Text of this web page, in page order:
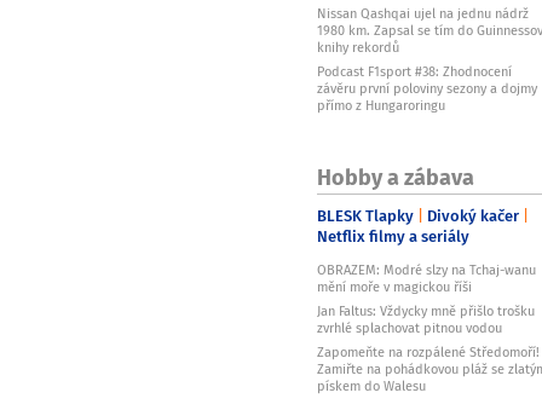
Nissan Qashqai ujel na jednu nádrž
1980 km. Zapsal se tím do
knihy rekordů
Podcast F1sport #38: Zhodnocení
závěru první poloviny sezony a dojmy
přímo z Hungaroringu
Hobby a zábava
BLESK Tlapky Divoký kačer
Netflix filmy a seriály
OBRAZEM: Modré slzy na Tchaj-wanu
mění moře v magickou říši
Jan Faltus: Vždycky mně přišlo trošku
zvrhlé splachovat pitnou vodou
Zapomeňte na rozpálené Středomoří!
Zamiřte na pohádkovou pláž se
pískem do Walesu